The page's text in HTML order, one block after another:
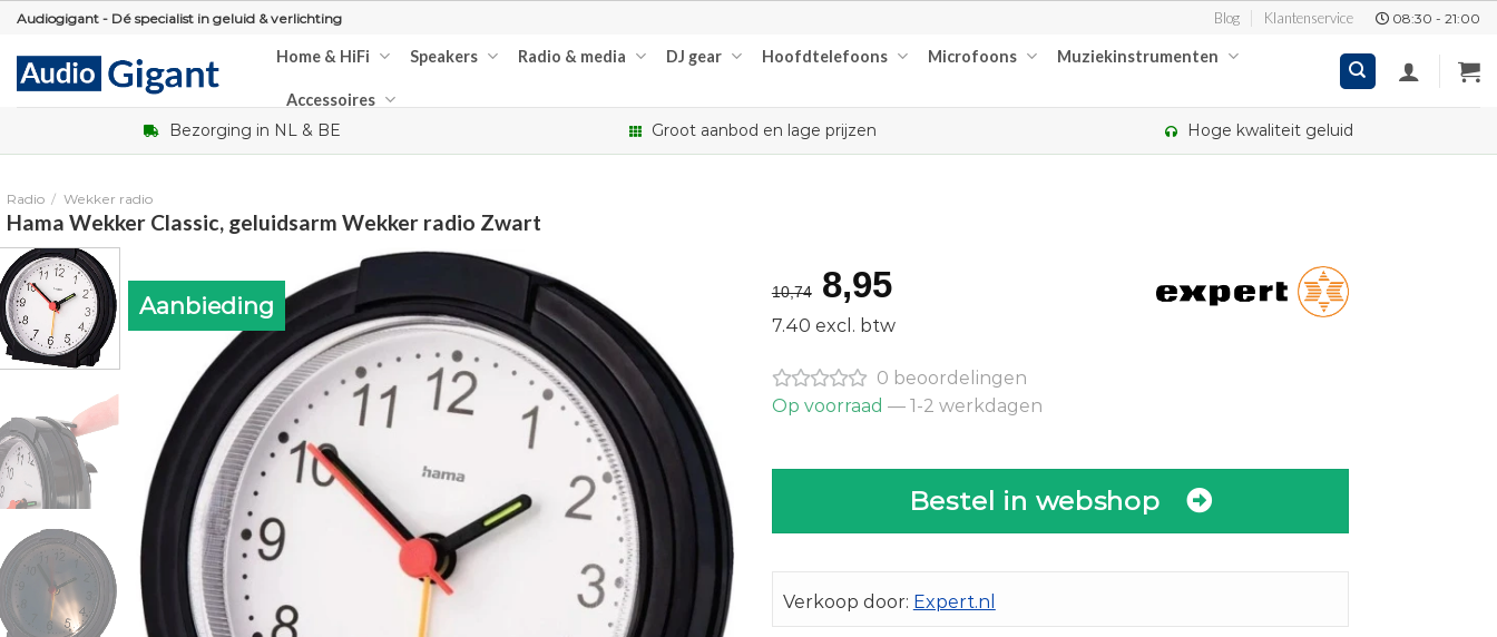
Skip
content
Audiogigant - Dé specialist in geluid & verlichting Blog Klantenservice 08:30 - 21:00
Home & HiFi Speakers Radio & media DJ gear Hoofdtelefoons Microfoons Muziekinstrumenten
Accessoires
Bezorging in NL & BE Groot aanbod en lage prijzen Hoge kwaliteit geluid
Radio / Wekker radio
Hama Wekker Classic, geluidsarm Wekker radio Zwart
Aanbieding 10,74
Oorspronkelijke
prijs
was:
€10,74.
8,95Huidige
prijs
€8,95.
7.40 excl. btw
0 beoordelingen
Op voorraad — 1-2 werkdagen
Bestel in webshop
Verkoop door: Expert.nl